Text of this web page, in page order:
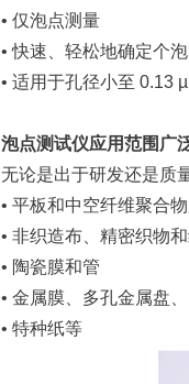
• 仅泡点测量
•快速、轻松地确定个
• 适用于孔径小至 0.13
泡点测试仪应用范围广
无论是出于研发还是质
• 平板和中空纤维聚合
• 非织造布、精密织物
• 陶瓷膜和管
• 金属膜、多孔金属盘
• 特种纸等